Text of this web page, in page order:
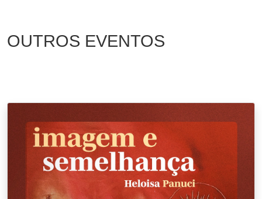
OUTROS EVENTOS